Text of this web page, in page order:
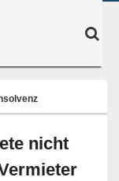
nicht